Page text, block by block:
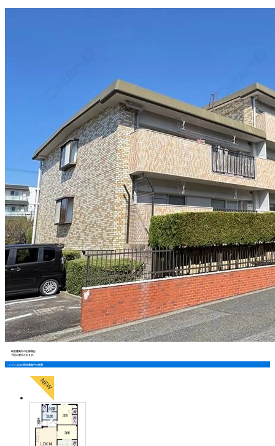
現在募集中のお部屋は
下記に表示されます。
メゾン上山の現在募集中の部屋